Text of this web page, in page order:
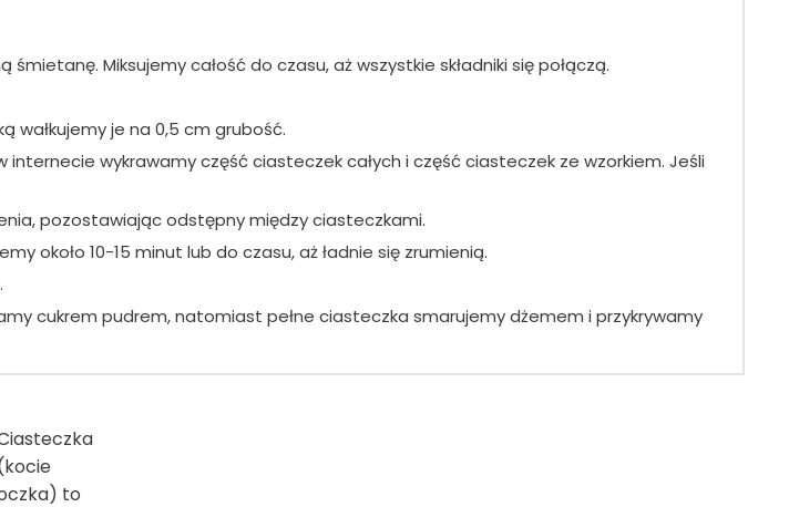
Miksujemy całość do czasu, aż wszystkie składniki się połączą.
wałkujemy je na 0,5 cm grubość.
wykrawamy część ciasteczek całych i część ciasteczek ze wzorkiem. Jeśli
pozostawiając odstępny między ciasteczkami.
około 10-15 minut lub do czasu, aż ładnie się zrumienią.
cukrem pudrem, natomiast pełne ciasteczka smarujemy dżemem i przykrywamy
to